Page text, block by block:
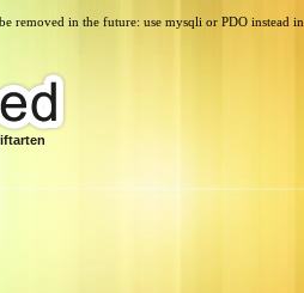
removed in the future: use mysqli or PDO instead in